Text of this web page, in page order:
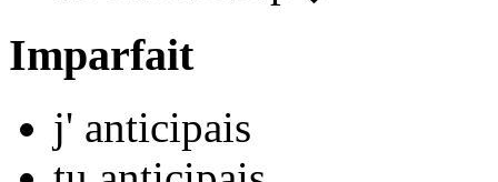
Imparfait
j' anticipais